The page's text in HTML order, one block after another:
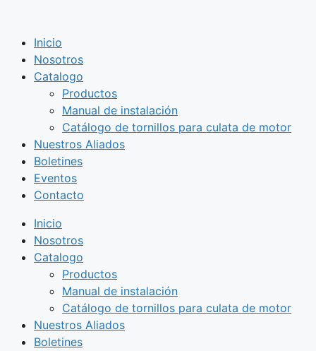
contenido
Inicio
Nosotros
Catalogo
Productos
Manual de instalación
Catálogo de tornillos para culata de motor
Nuestros Aliados
Boletines
Eventos
Contacto
Inicio
Nosotros
Catalogo
Productos
Manual de instalación
Catálogo de tornillos para culata de motor
Nuestros Aliados
Boletines